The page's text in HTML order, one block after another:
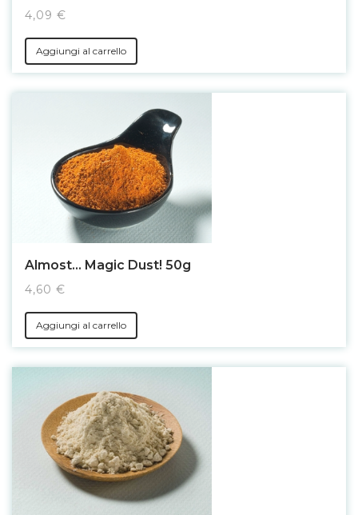
4,09 €
Aggiungi al carrello
Almost... Magic Dust! 50g
4,60 €
Aggiungi al carrello